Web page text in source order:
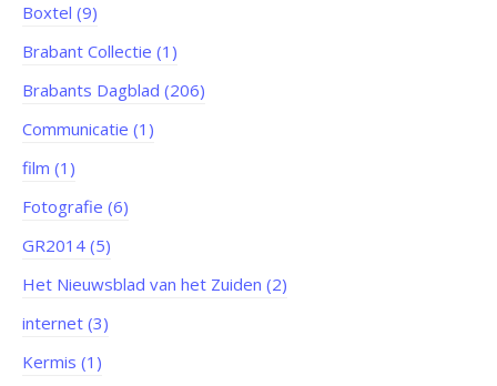
Boxtel (9)
Brabant Collectie (1)
Brabants Dagblad (206)
Communicatie (1)
film (1)
Fotografie (6)
GR2014 (5)
Het Nieuwsblad van het Zuiden (2)
internet (3)
Kermis (1)